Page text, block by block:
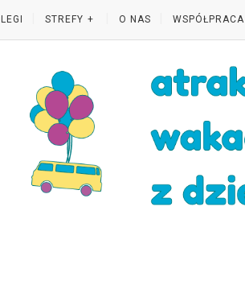
STREFY O NAS WSPÓŁPRACA